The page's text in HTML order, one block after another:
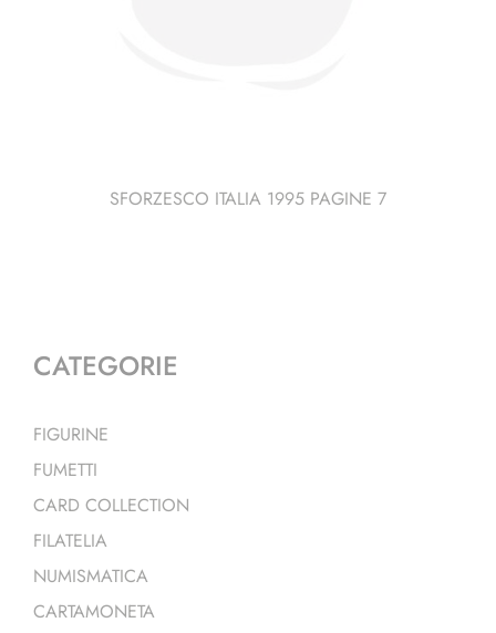
SFORZESCO ITALIA 1995 PAGINE 7
CATEGORIE
FIGURINE
FUMETTI
CARD COLLECTION
FILATELIA
NUMISMATICA
CARTAMONETA